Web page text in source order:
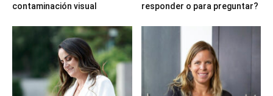
contaminación visual
responder o para preguntar?